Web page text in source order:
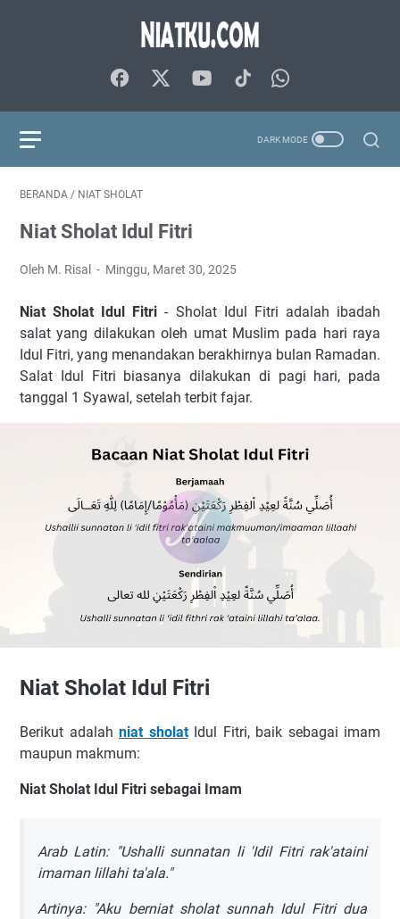
BERANDA / NIAT SHOLAT
Niat Sholat Idul Fitri
Oleh M. Risal Minggu, Maret 30, 2025
Niat Sholat Idul Fitri - Sholat Idul Fitri adalah ibadah
salat yang dilakukan oleh umat Muslim pada hari raya
Idul Fitri, yang menandakan berakhirnya bulan Ramadan.
Salat Idul Fitri biasanya dilakukan di pagi hari, pada
tanggal 1 Syawal, setelah terbit fajar.
Niat Sholat Idul Fitri
Berikut adalah niat sholatIdul Fitri, baik sebagai imam
maupun makmum:
Niat Sholat Idul Fitri sebagai Imam
Arab Latin: "Ushalli sunnatan li 'Idil Fitri rak'ataini
imaman lillahi ta'ala."
Artinya: "Aku berniat sholat sunnah Idul Fitri dua